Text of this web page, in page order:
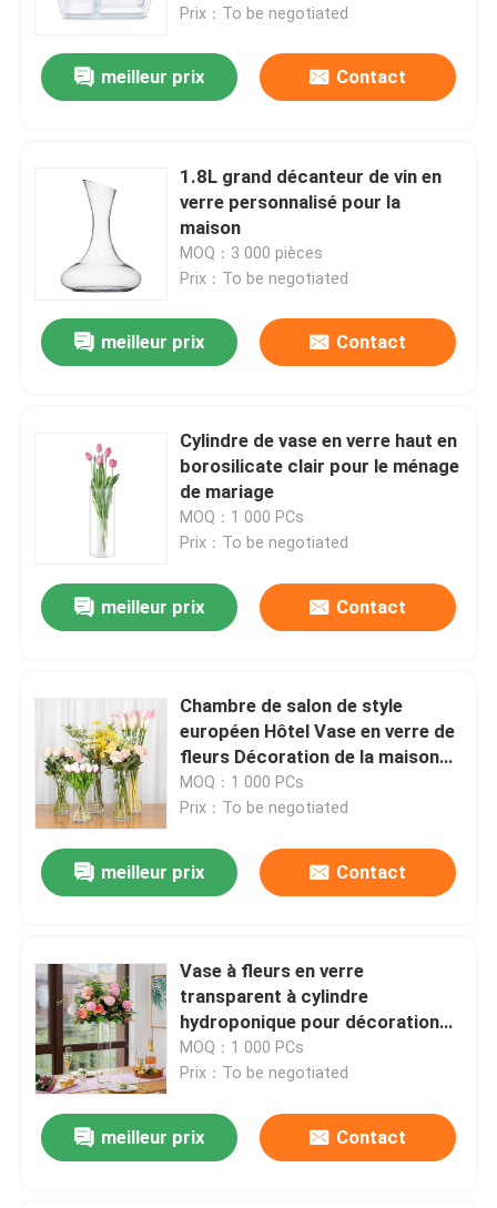
Prix：To be negotiated
meilleur prix Contact
1.8L grand décanteur de vin en
verre personnalisé pour la
maison
MOQ：3 000 pièces
Prix：To be negotiated
meilleur prix Contact
Cylindre de vase en verre haut en
borosilicate clair pour le ménage
de mariage
MOQ：1 000 PCs
Prix：To be negotiated
meilleur prix Contact
Chambre de salon de style
européen Hôtel Vase en verre de
fleurs Décoration de la maison
Vase en verre
MOQ：1 000 PCs
Prix：To be negotiated
meilleur prix Contact
Vase à fleurs en verre
transparent à cylindre
hydroponique pour décoration
d'hôtel Cérémonie de mariage
MOQ：1 000 PCs
Prix：To be negotiated
meilleur prix Contact